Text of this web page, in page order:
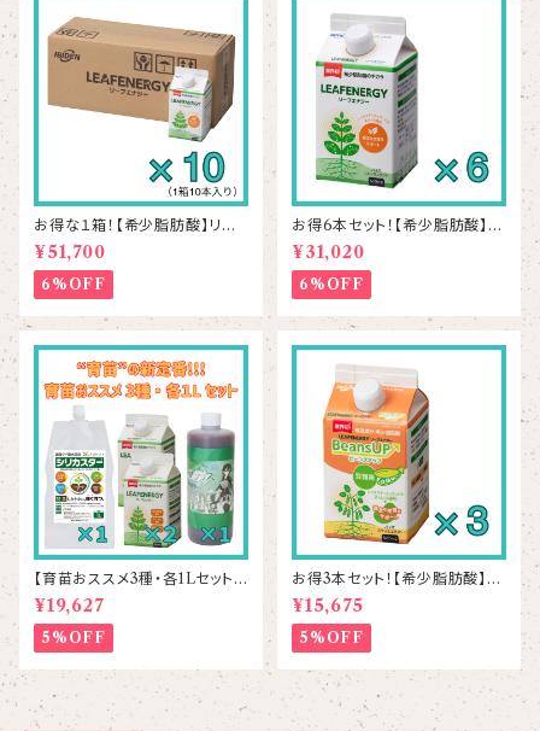
お得な１箱！【希少脂肪酸】リー
フエナジー 500mL×10本
¥51,700
6%OFF
お得6本セット！【希少脂肪酸】リ
ーフエナジー 500mL×6本
¥31,020
6%OFF
【育苗おススメ3種・各1Lセット】
シリカスター1本＆リーフエナジ
ー2本＆ラプラス1本
¥19,627
5%OFF
お得3本セット！【希少脂肪酸】ビ
ーンズアップ 500mL×3本
¥15,675
5%OFF